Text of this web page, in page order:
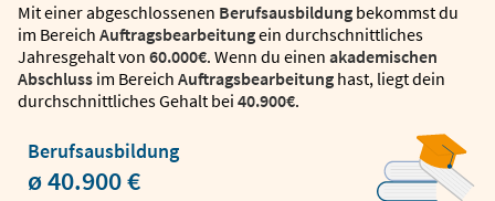
Mit einer abgeschlossenen Berufsausbildung bekommst du
im Bereich Auftragsbearbeitungein durchschnittliches
Jahresgehalt von 60.000€. Wenn du einen akademischen
Abschluss im Bereich Auftragsbearbeitung hast, liegt dein
durchschnittliches Gehalt bei 40.900€.
Berufsausbildung
ø 40.900 €